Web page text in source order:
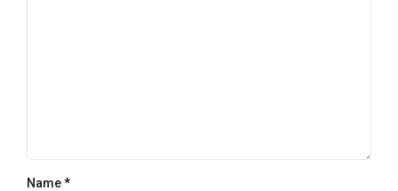
Name *